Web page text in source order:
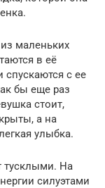
маленьких
в её
с ее
бы еще раз
стоит,
а на
улыбка.
тусклыми. На
силуэтами